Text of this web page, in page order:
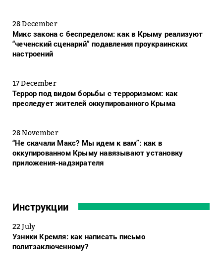
28 December
Микс закона с беспределом: как в Крыму реализуют
“чеченский сценарий” подавления проукраинских
настроений
17 December
Террор под видом борьбы с терроризмом: как
преследует жителей оккупированного Крыма
28 November
“Не скачали Макс? Мы идем к вам”: как в
оккупированном Крыму навязывают установку
приложения-надзирателя
Инструкции
22 July
Узники Кремля: как написать письмо
политзаключенному?